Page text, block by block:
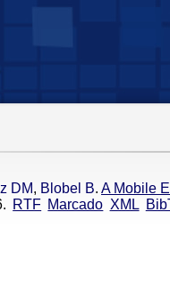
DM, Blobel B. A Mobile
RTF Marcado XML